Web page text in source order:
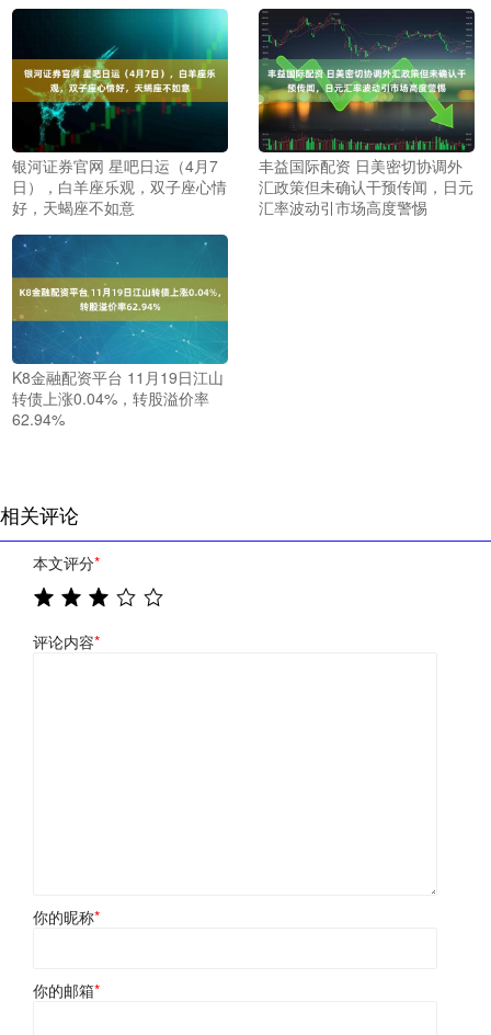
银河证券官网 星吧日运（4月7
日），白羊座乐观，双子座心情
好，天蝎座不如意
丰益国际配资 日美密切协调外
汇政策但未确认干预传闻，日元
汇率波动引市场高度警惕
K8金融配资平台 11月19日江山
转债上涨0.04%，转股溢价率
62.94%
相关评论
本文评分*
评论内容*
你的昵称*
你的邮箱*